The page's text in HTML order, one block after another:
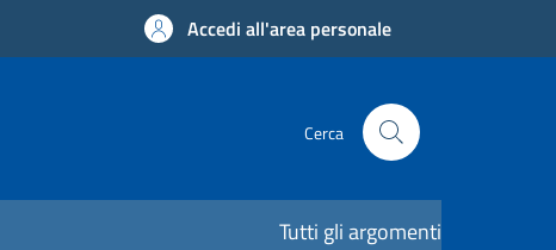
Accedi all'area personale
Cerca
Tutti gli argomenti